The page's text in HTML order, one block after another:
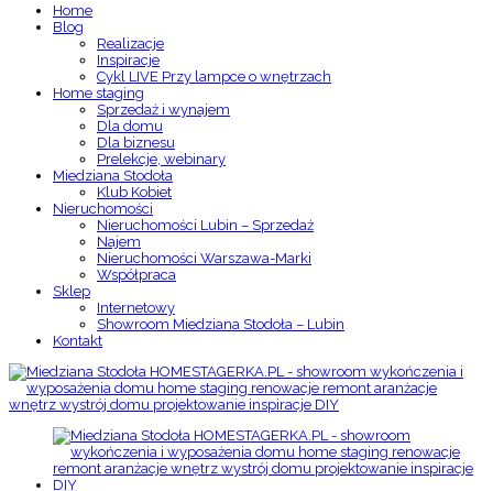
Home
Blog
Realizacje
Inspiracje
Cykl LIVE Przy lampce o wnętrzach
Home staging
Sprzedaż i wynajem
Dla domu
Dla biznesu
Prelekcje, webinary
Miedziana Stodoła
Klub Kobiet
Nieruchomości
Nieruchomości Lubin – Sprzedaż
Najem
Nieruchomości Warszawa-Marki
Współpraca
Sklep
Internetowy
Showroom Miedziana Stodoła – Lubin
Kontakt